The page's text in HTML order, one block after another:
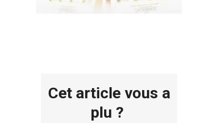
Cet article vous a
plu ?